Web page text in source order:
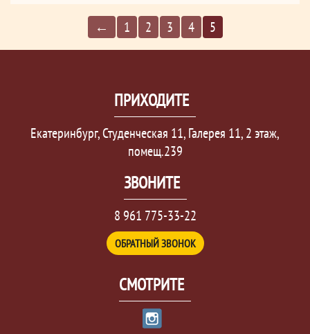
← 1 2 3 4 5
ПРИХОДИТЕ
Екатеринбург, Студенческая 11, Галерея 11, 2 этаж,
помещ.239
ЗВОНИТЕ
8 961 775-33-22
ОБРАТНЫЙ ЗВОНОК
СМОТРИТЕ